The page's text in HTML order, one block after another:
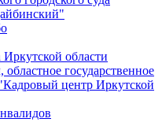
области
государственное
центр Иркутской